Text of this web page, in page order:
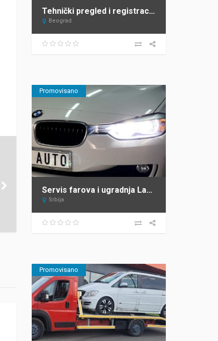
Tehnički pregled i registracija vozila Beograd Top Heel Tim Group
Beograd
Promovisano
Servis farova i ugradnja Lazarevac – ProAuto
Srbija
Promovisano